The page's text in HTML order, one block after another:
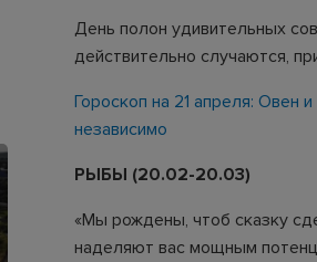
День полон удивительных
действительно случаются,
Гороскоп на 21 апреля: Овен
независимо
РЫБЫ (20.02-20.03)
«Мы рождены, чтоб сказку
наделяют вас мощным